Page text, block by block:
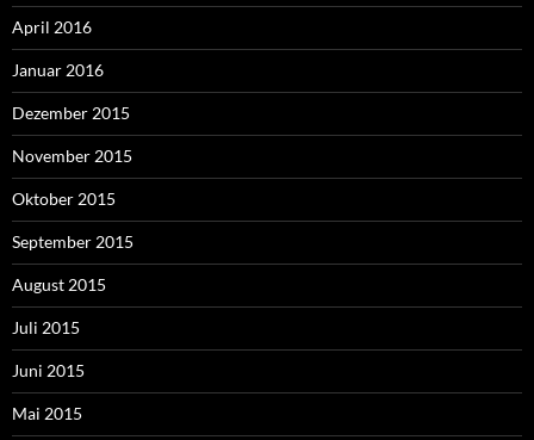
April 2016
Januar 2016
Dezember 2015
November 2015
Oktober 2015
September 2015
August 2015
Juli 2015
Juni 2015
Mai 2015